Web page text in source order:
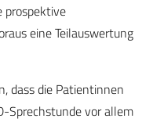
prospektive
eine Teilauswertung
dass die Patientinnen
Sprechstunde vor allem